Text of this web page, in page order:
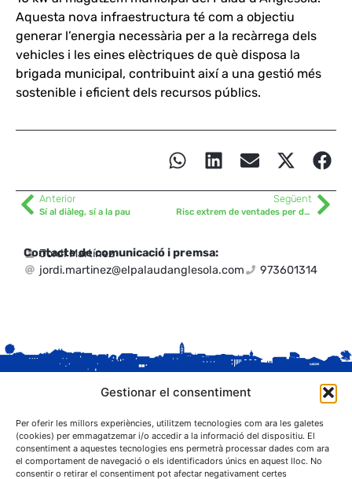
Gestionar el consentiment
Per oferir les millors experiències, utilitzem tecnologies com ara les galetes
(cookies) per emmagatzemar i/o accedir a la informació del dispositiu. El
consentiment a aquestes tecnologies ens permetrà processar dades com ara
el comportament de navegació o els identificadors únics en aquest lloc. No
consentir o retirar el consentiment pot afectar negativament certes
Aquesta nova infraestructura té com a objectiu
generar l’energia necessària per a la recàrrega dels
vehicles i les eines elèctriques de què disposa la
brigada municipal, contribuint així a una gestió més
sostenible i eficient dels recursos públics.
Anterior
Sí al diàleg, sí a la pau
Següent
Risc extrem de ventades per demà dijous
Contacte de comunicació i premsa:
Jordi Martínez
jordi.martinez@elpalaudanglesola.com
973601314
C. Sant Josep, 1